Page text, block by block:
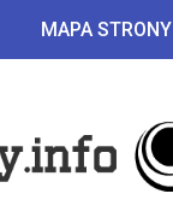
MAPA STRONY